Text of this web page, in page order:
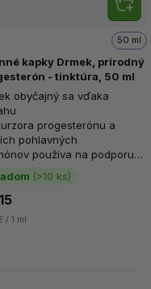
kapky Drmek, prírodný
- tinktúra, 50 ml
(>10 ks)
50 ml
/ 1 ml
obyčajný sa vďaka
progesterónu a
pohlavných
používa na podporu
pohlavného ústrojenstva
žien. Podpora...